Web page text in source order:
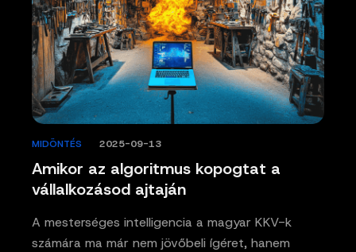
Amikor az algoritmus kopogtat a
vállalkozásod ajtaján
MIDÖNTÉS 2025-09-13
A mesterséges intelligencia a magyar KKV-k
számára ma már nem jövőbeli ígéret, hanem